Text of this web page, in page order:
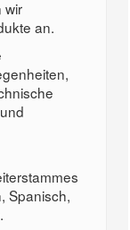
wir
an.
Spanisch,